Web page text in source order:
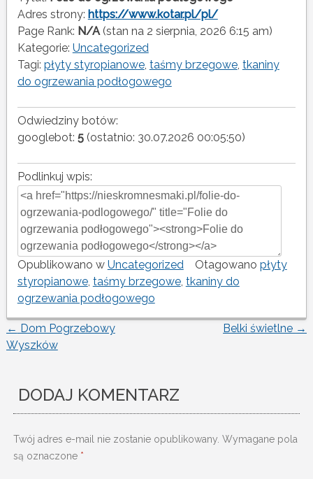
Adres strony: https://www.kotar.pl/pl/
Page Rank: N/A(stan na 2 sierpnia, 2026 6:15 am)
Kategorie: Uncategorized
Tagi: płyty styropianowe, taśmy brzegowe, tkaniny
do ogrzewania podłogowego
Odwiedziny botów:
googlebot: 5(ostatnio: 30.07.2026 00:05:50)
Podlinkuj wpis:
Opublikowano w Uncategorized Otagowano płyty
styropianowe, taśmy brzegowe, tkaniny do
ogrzewania podłogowego
Nawigacja
← Dom Pogrzebowy
Wyszków
Belki świetlne →
DODAJ KOMENTARZ
Twój adres e-mail nie zostanie opublikowany. Wymagane pola
są oznaczone *